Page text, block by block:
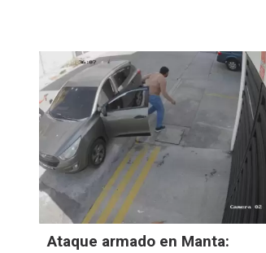
Ataque armado en Manta: